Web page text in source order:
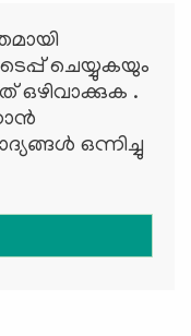
ചെയ്യുകയും
ഒഴിവാക്കുക .
ഒന്നിച്ചു